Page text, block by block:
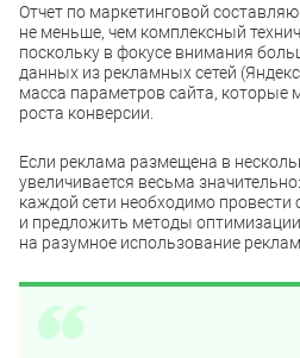
Отчет по маркетинговой
не меньше, чем комплексный
поскольку в фокусе внимания
данных из рекламных сетей
масса параметров сайта, которые
роста конверсии.
Если реклама размещена в
увеличивается весьма
каждой сети необходимо провести
и предложить методы
на разумное использование